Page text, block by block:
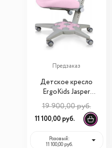
Предзаказ
Детское кресло
ErgoKids Jasper
Duo (Y-106)
19 900,00 руб.
11 100,00 руб.
Розовый:
11 100,00 руб.